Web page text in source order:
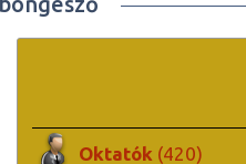
Oktatók (420)